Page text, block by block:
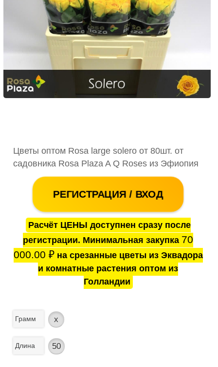
Цветы оптом Rosa large solero от 80шт. от
садовника Rosa Plaza A Q Roses из Эфиопия
РЕГИСТРАЦИЯ / ВХОД
Расчёт ЦЕНЫ доступнен сразу после
регистрации. Минимальная закупка 70
000.00 ₽на срезанные цветы из Эквадора
и комнатные растения оптом из
Голландии
Грамм x
Длина 50